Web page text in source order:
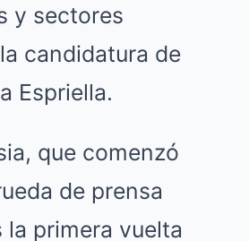
y sectores
candidatura de
Espriella.
que comenzó
de prensa
la primera vuelta